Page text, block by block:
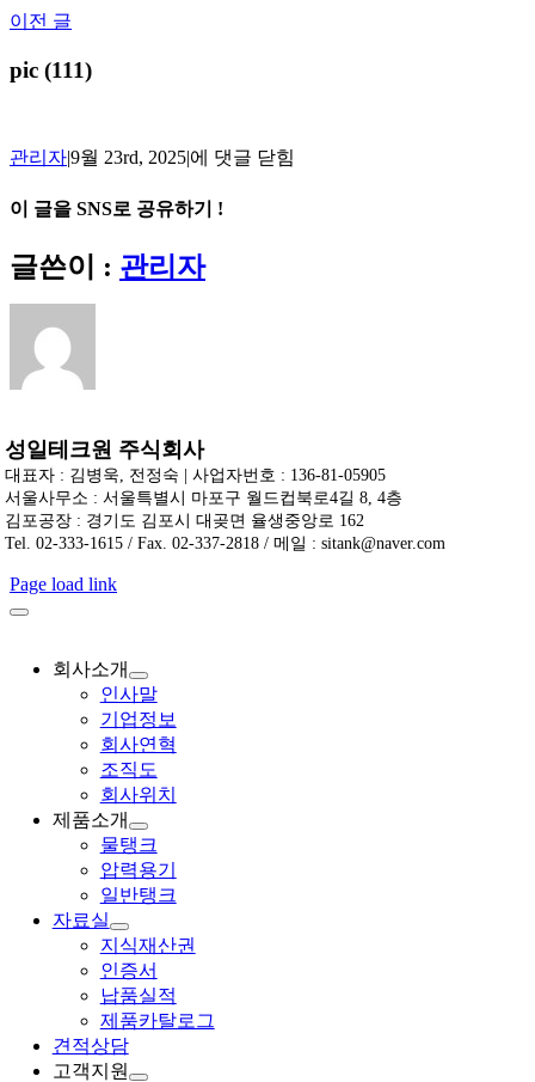
Skip
content
이전 글
pic (111)
관리자|9월 23rd, 2025|pic
에 댓글 닫힘
이 글을 SNS로 공유하기 !
Facebook
X
Reddit
LinkedIn
Tumblr
Pinterest
Vk
이
메
일
글쓴이 : 관리자
성일테크원 주식회사
대표자 : 김병욱, 전정숙 | 사업자번호 : 136-81-05905
서울사무소 : 서울특별시 마포구 월드컵북로4길 8, 4층
김포공장 : 경기도 김포시 대곶면 율생중앙로 162
Tel. 02-333-1615 / Fax. 02-337-2818 / 메일 : sitank@naver.com
Page load link
회사소개
인사말
기업정보
회사연혁
조직도
회사위치
제품소개
물탱크
압력용기
일반탱크
자료실
지식재산권
인증서
납품실적
제품카탈로그
견적상담
고객지원